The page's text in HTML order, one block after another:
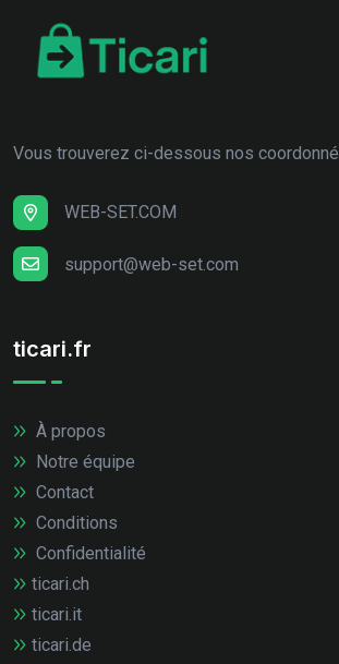
Vous trouverez ci-dessous nos
WEB-SET.COM
support@web-set.com
ticari.fr
À propos
Notre équipe
Contact
Conditions
Confidentialité
ticari.ch
ticari.it
ticari.de